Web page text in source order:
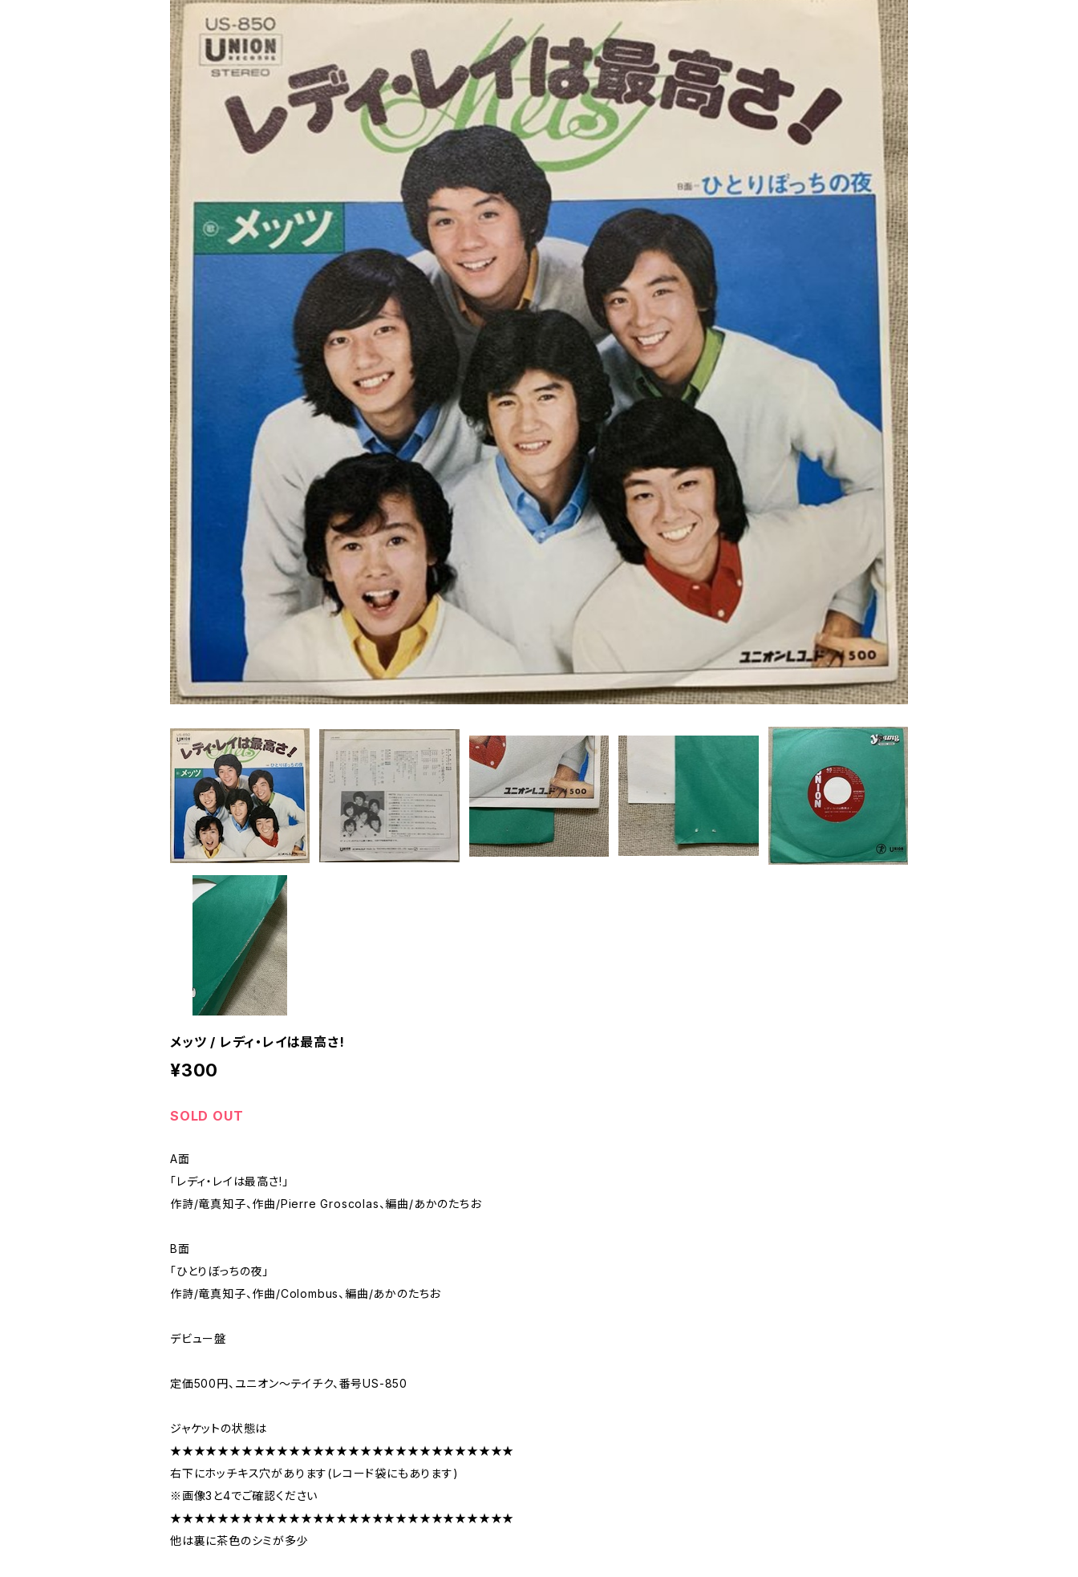
メッツ / レディ・レイは最高さ!
¥300
SOLD OUT
A面
「レディ・レイは最高さ!」
作詩/竜真知子、作曲/Pierre Groscolas、編曲/あかのたちお
B面
「ひとりぼっちの夜」
作詩/竜真知子、作曲/Colombus、編曲/あかのたちお
デビュー盤
定価500円、ユニオン～テイチク、番号US-850
ジャケットの状態は
★★★★★★★★★★★★★★★★★★★★★★★★★★★★★
右下にホッチキス穴があります(レコード袋にもあります)
※画像3と4でご確認ください
★★★★★★★★★★★★★★★★★★★★★★★★★★★★★
他は裏に茶色のシミが多少